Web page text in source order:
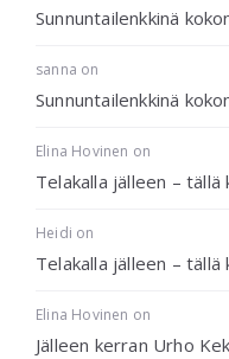
Sunnuntailenkkinä
sanna on
Sunnuntailenkkinä
Elina Hovinen on
Telakalla jälleen –
Heidi on
Telakalla jälleen –
Elina Hovinen on
Jälleen kerran Urho